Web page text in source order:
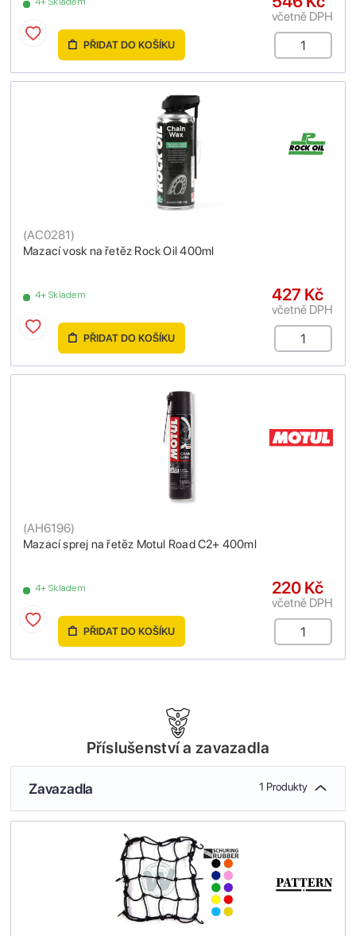
včetně DPH
PŘIDAT DO KOŠÍKU
Mazací vosk na řetěz Rock Oil 400ml
(AC0281)
4+ Skladem 427 Kč
včetně DPH
PŘIDAT DO KOŠÍKU
Mazací sprej na řetěz Motul Road C2+ 400ml
(AH6196)
4+ Skladem 220 Kč
včetně DPH
PŘIDAT DO KOŠÍKU
Příslušenství a zavazadla
Zavazadla 1 Produkty